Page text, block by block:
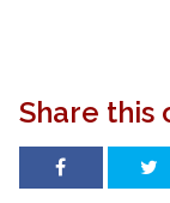
Share this